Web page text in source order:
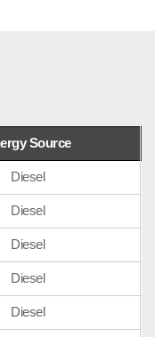
Source
Diesel
Diesel
Diesel
Diesel
Diesel